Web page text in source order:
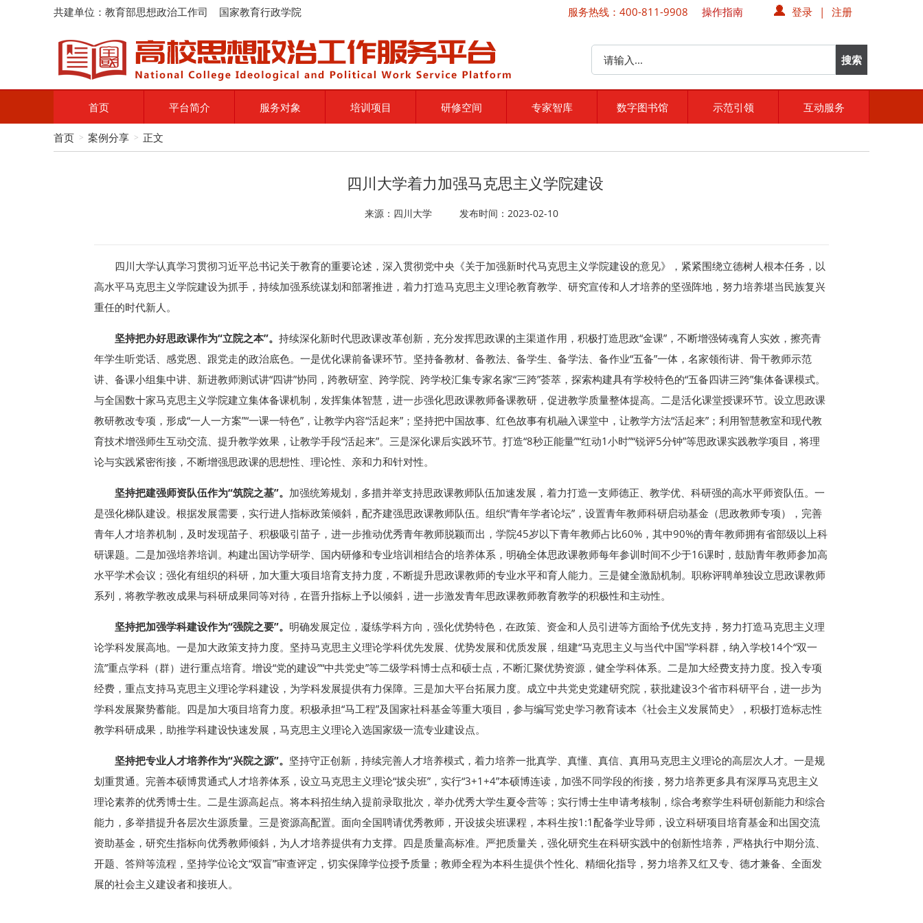
共建单位：教育部思想政治工作司 国家教育行政学院 登录 | 注册
服务热线：400-811-9908 操作指南
首页 平台简介 服务对象 培训项目 研修空间 专家智库 数字图书馆 示范引领 互动服务
首页 > 案例分享 > 正文
四川大学着力加强马克思主义学院建设
来源：四川大学 发布时间：2023-02-10
四川大学认真学习贯彻习近平总书记关于教育的重要论述，深入贯彻党中央《关于加强新时代马克思主义学院建设的意见》，紧紧围绕立德树人根本任务，以
高水平马克思主义学院建设为抓手，持续加强系统谋划和部署推进，着力打造马克思主义理论教育教学、研究宣传和人才培养的坚强阵地，努力培养堪当民族复兴
重任的时代新人。
坚持把办好思政课作为“立院之本”。持续深化新时代思政课改革创新，充分发挥思政课的主渠道作用，积极打造思政“金课”，不断增强铸魂育人实效，擦亮青
年学生听党话、感党恩、跟党走的政治底色。一是优化课前备课环节。坚持备教材、备教法、备学生、备学法、备作业“五备”一体，名家领衔讲、骨干教师示范
讲、备课小组集中讲、新进教师测试讲“四讲”协同，跨教研室、跨学院、跨学校汇集专家名家“三跨”荟萃，探索构建具有学校特色的“五备四讲三跨”集体备课模式。
与全国数十家马克思主义学院建立集体备课机制，发挥集体智慧，进一步强化思政课教师备课教研，促进教学质量整体提高。二是活化课堂授课环节。设立思政课
教研教改专项，形成“一人一方案”“一课一特色”，让教学内容“活起来”；坚持把中国故事、红色故事有机融入课堂中，让教学方法“活起来”；利用智慧教室和现代教
育技术增强师生互动交流、提升教学效果，让教学手段“活起来”。三是深化课后实践环节。打造“8秒正能量”“红动1小时”“锐评5分钟”等思政课实践教学项目，将理
论与实践紧密衔接，不断增强思政课的思想性、理论性、亲和力和针对性。
坚持把建强师资队伍作为“筑院之基”。 加强统筹规划，多措并举支持思政课教师队伍加速发展，着力打造一支师德正、教学优、科研强的高水平师资队伍。一
是强化梯队建设。根据发展需要，实行进人指标政策倾斜，配齐建强思政课教师队伍。组织“青年学者论坛”，设置青年教师科研启动基金（思政教师专项），完善
青年人才培养机制，及时发现苗子、积极吸引苗子，进一步推动优秀青年教师脱颖而出，学院45岁以下青年教师占比60%，其中90%的青年教师拥有省部级以上科
研课题。二是加强培养培训。构建出国访学研学、国内研修和专业培训相结合的培养体系，明确全体思政课教师每年参训时间不少于16课时，鼓励青年教师参加高
水平学术会议；强化有组织的科研，加大重大项目培育支持力度，不断提升思政课教师的专业水平和育人能力。三是健全激励机制。职称评聘单独设立思政课教师
系列，将教学教改成果与科研成果同等对待，在晋升指标上予以倾斜，进一步激发青年思政课教师教育教学的积极性和主动性。
坚持把加强学科建设作为“强院之要”。 明确发展定位，凝练学科方向，强化优势特色，在政策、资金和人员引进等方面给予优先支持，努力打造马克思主义理
论学科发展高地。一是加大政策支持力度。坚持马克思主义理论学科优先发展、优势发展和优质发展，组建“马克思主义与当代中国”学科群，纳入学校14个“双一
流”重点学科（群）进行重点培育。增设“党的建设”“中共党史”等二级学科博士点和硕士点，不断汇聚优势资源，健全学科体系。二是加大经费支持力度。投入专项
经费，重点支持马克思主义理论学科建设，为学科发展提供有力保障。三是加大平台拓展力度。成立中共党史党建研究院，获批建设3个省市科研平台，进一步为
学科发展聚势蓄能。四是加大项目培育力度。积极承担“马工程”及国家社科基金等重大项目，参与编写党史学习教育读本《社会主义发展简史》，积极打造标志性
教学科研成果，助推学科建设快速发展，马克思主义理论入选国家级一流专业建设点。
坚持把专业人才培养作为“兴院之源”。 坚持守正创新，持续完善人才培养模式，着力培养一批真学、真懂、真信、真用马克思主义理论的高层次人才。一是规
划重贯通。完善本硕博贯通式人才培养体系，设立马克思主义理论“拔尖班”，实行“3+1+4”本硕博连读，加强不同学段的衔接，努力培养更多具有深厚马克思主义
理论素养的优秀博士生。二是生源高起点。将本科招生纳入提前录取批次，举办优秀大学生夏令营等；实行博士生申请考核制，综合考察学生科研创新能力和综合
能力，多举措提升各层次生源质量。三是资源高配置。面向全国聘请优秀教师，开设拔尖班课程，本科生按1:1配备学业导师，设立科研项目培育基金和出国交流
资助基金，研究生指标向优秀教师倾斜，为人才培养提供有力支撑。四是质量高标准。严把质量关，强化研究生在科研实践中的创新性培养，严格执行中期分流、
开题、答辩等流程，坚持学位论文“双盲”审查评定，切实保障学位授予质量；教师全程为本科生提供个性化、精细化指导，努力培养又红又专、德才兼备、全面发
展的社会主义建设者和接班人。